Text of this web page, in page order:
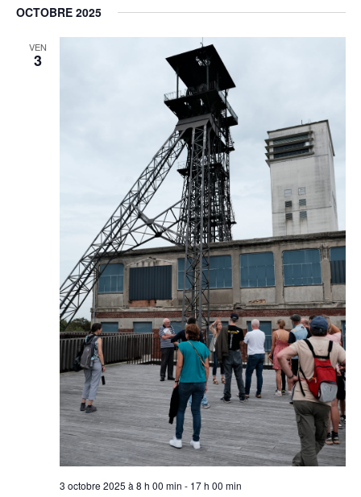
OCTOBRE 2025
VEN
3
3 octobre 2025 à 8 h 00 min - 17 h 00 min